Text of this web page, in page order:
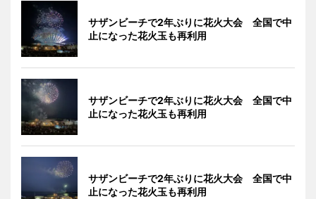
サザンビーチで2年ぶりに花火大会 全国で中
止になった花火玉も再利用
サザンビーチで2年ぶりに花火大会 全国で中
止になった花火玉も再利用
サザンビーチで2年ぶりに花火大会 全国で中
止になった花火玉も再利用